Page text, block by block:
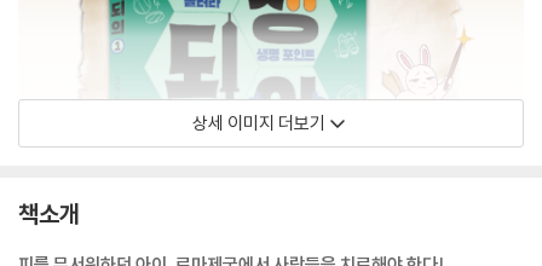
상세 이미지 더보기
책소개